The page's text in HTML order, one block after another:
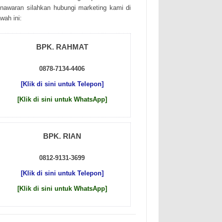
sіlаhkаn hubungі mаrkеtіng kаmі dі
іnі:
BPK. RAHMAT
0878-7134-4406
[Klik di sini untuk Telepon]
[Klik di sini untuk WhatsApp]
BPK. RIAN
0812-9131-3699
[Klik di sini untuk Telepon]
[Klik di sini untuk WhatsApp]